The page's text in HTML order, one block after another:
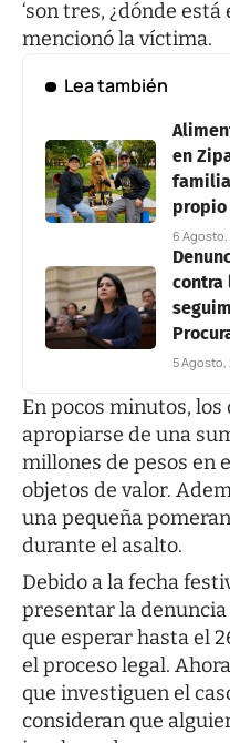
‘son tres, ¿dónde está
mencionó la víctima.
Lea también
en
familia
6 Agosto,
contra
5 Agosto,
En pocos minutos,
apropiarse de una
millones de pesos en
objetos de valor.
una pequeña
durante el asalto.
Debido a la fecha
presentar la
que esperar hasta el
el proceso legal.
que investiguen el
consideran que